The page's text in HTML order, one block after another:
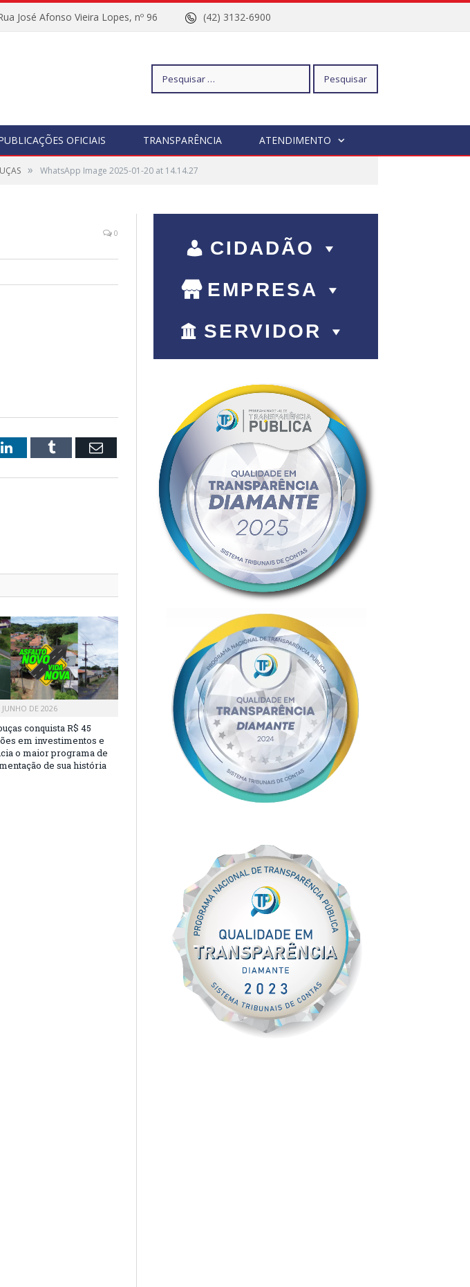
José Afonso Vieira Lopes, nº 96 (42) 3132-6900
Pesquisar
por:
OFICIAIS TRANSPARÊNCIA ATENDIMENTO
» WhatsApp Image 2025-01-20 at 14.14.27
0
LinkedInTumblr Email
JUNHO DE 2026
conquista R$ 45
em investimentos e
o maior programa de
de sua história
CIDADÃO
EMPRESA
SERVIDOR